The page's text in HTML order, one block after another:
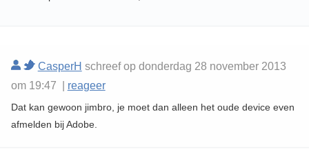
CasperH schreef op donderdag 28 november 2013
om 19:47 | reageer
Dat kan gewoon jimbro, je moet dan alleen het oude device even
afmelden bij Adobe.